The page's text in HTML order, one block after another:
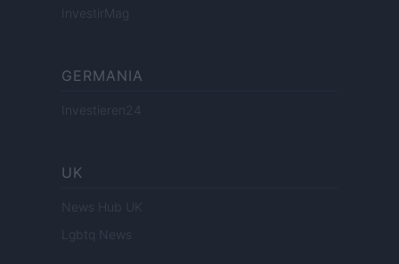
InvestirMag
GERMANIA
Investieren24
UK
News Hub UK
Lgbtq News